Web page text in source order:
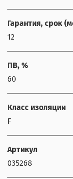
Гарантия, срок
12
ПВ, %
60
Класс изоляции
F
Артикул
035268